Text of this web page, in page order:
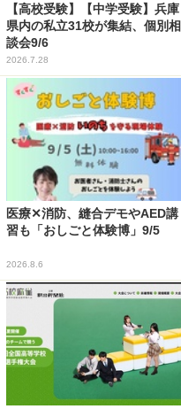
【高校受験】【中学受験】兵庫
県内の私立31校が集結、個別相
談会9/6
2026.7.28
医療✕消防、縫合デモやAED講
習も「おしごと体験博」9/5
2026.8.6